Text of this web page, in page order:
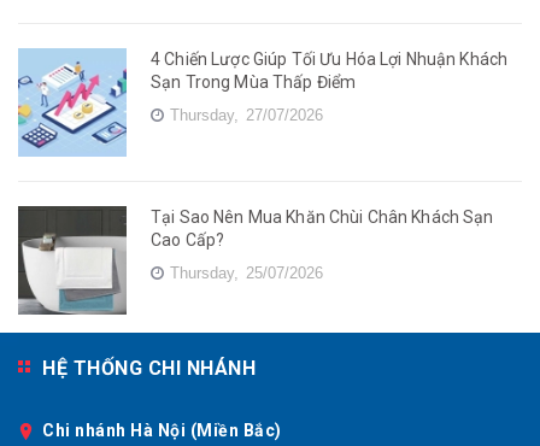
4 Chiến Lược Giúp Tối Ưu Hóa Lợi Nhuận Khách
Sạn Trong Mùa Thấp Điểm
Thursday, 27/07/2026
Tại Sao Nên Mua Khăn Chùi Chân Khách Sạn
Cao Cấp?
Thursday, 25/07/2026
HỆ THỐNG CHI NHÁNH
Chi nhánh Hà Nội (Miền Bắc)